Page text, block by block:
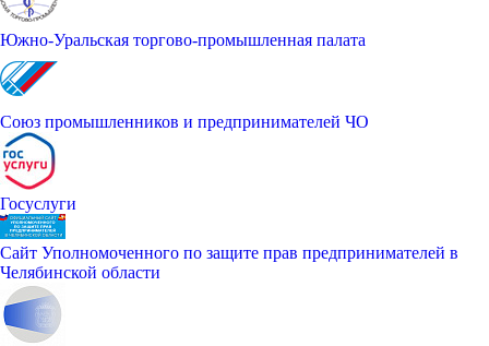
Южно-Уральская торгово-промышленная палата
Союз промышленников и предпринимателей ЧО
Госуслуги
Сайт Уполномоченного по защите прав предпринимателей в
Челябинской области